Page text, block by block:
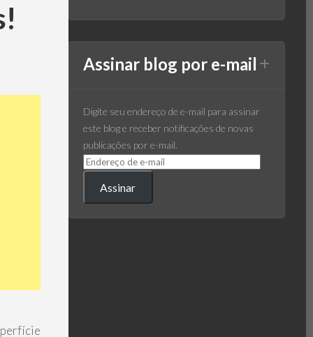
Assinar blog por e-mail
Digite seu endereço de e-mail para assinar
este blog e receber notificações de novas
publicações por e-mail.
Assinar